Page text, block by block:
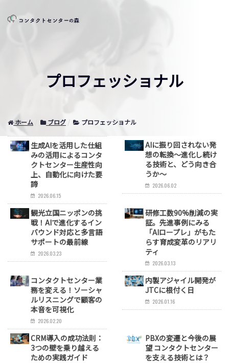
プロフェッショナル
ホーム ブログ プロフェッショナル
生成AIを活用した仕組
みの活用によるコンタ
クトセンター生産性向
上、自動化に向けた要
諦
2026.06.15
AIに振り回されない発
想の転換～進化し続け
る技術と、どう向き合
うか～
2026.06.02
観光立国ニッポンの挑
戦！AIで進化するイン
バウンド対応と多言語
サポートの最前線
2026.03.23
研修工数90%削減の実
証。先進事例にみる
「AIロープレ」がもた
らす育成変革のリアリ
ティ
2026.03.13
コンタクトセンター業
務を変える！ソーシャ
ルリスニングで顧客の
本音を可視化
2026.02.20
内製アジャイル開発が
JTCに根付く日
2026.01.16
CRM導入の成功法則：
3つの壁を乗り越える
ための実践ガイド
PBXの変遷と今後の展
望 コンタクトセンター
を支える技術とは？